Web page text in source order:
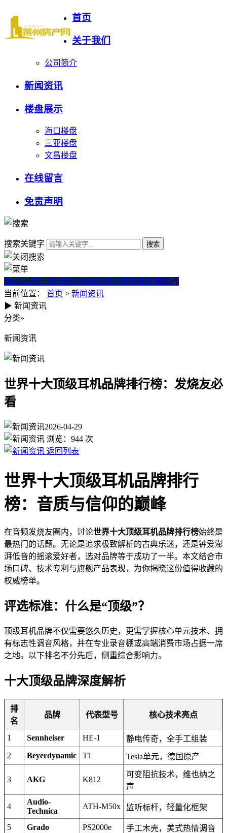
首页
关于我们
公司简介
新闻资讯
楼盘展示
海口楼盘
三亚楼盘
文昌楼盘
在线留言
免责声明
搜索关键字
我们·立志。成为真正专业的房产交易顾问 微房产
当前位置： 首页 > 新闻资讯
世界十大顶级耳机品牌排行榜
▶ 新闻资讯
分类»
新闻资讯
世界十大顶级耳机品牌排行榜：发烧友必
看
2026-04-29
浏览： 944 次
返回列表
世界十大顶级耳机品牌排行
榜：音质与信仰的巅峰
在音频发烧友圈内，讨论世界十大顶级耳机品牌排行榜始终是
最热门的话题。无论是追求极致解析的古典乐迷，还是钟爱澎
湃低音的摇滚爱好者，选对品牌等于成功了一半。本文结合市
场口碑、技术专利与旗舰产品表现，为你揭晓这份值得收藏的
权威榜单。
评选标准：什么是“顶级”？
顶级耳机品牌不仅需要悠久历史，更需掌握核心单元技术、拥
有标志性调音风格，并在专业录音棚或高端消费市场占据一席
之地。以下排名不分先后，侧重综合影响力。
十大顶级品牌深度解析
排
名
品牌 代表型号 核心技术亮点
1 Sennheiser HE-1
静电传奇，全手工组装
2
Beyerdynamic T1 Tesla单元，德国原产
3 AKG K812
可变阻抗技术，维也纳之
声
4
Audio-
Technica
ATH-M50x 监听标杆，轻量化框架
5 Grado PS2000e 手工木壳，美式热情调音